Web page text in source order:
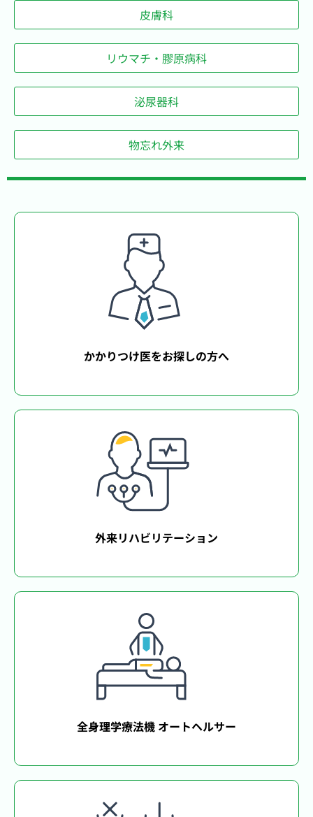
皮膚科
リウマチ・膠原病科
泌尿器科
物忘れ外来
かかりつけ医をお探しの方へ
外来リハビリテーション
全身理学療法機 オートヘルサー